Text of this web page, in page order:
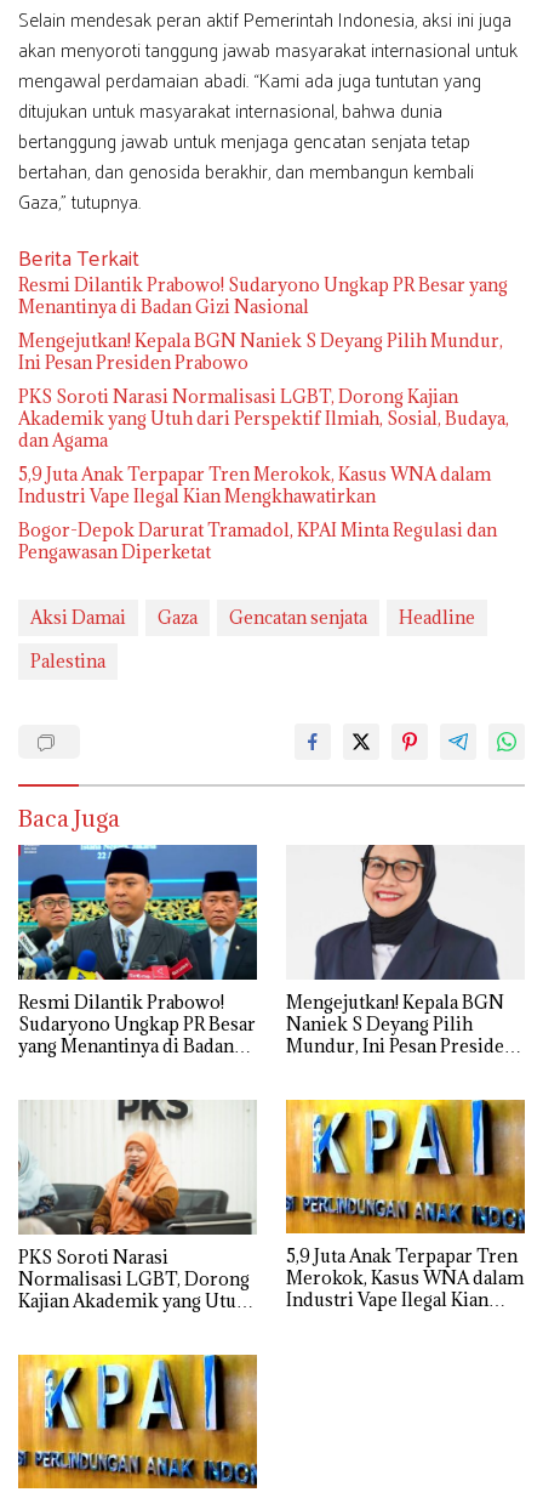
Selain mendesak peran aktif Pemerintah Indonesia, aksi ini juga
akan menyoroti tanggung jawab masyarakat internasional untuk
mengawal perdamaian abadi. “Kami ada juga tuntutan yang
ditujukan untuk masyarakat internasional, bahwa dunia
bertanggung jawab untuk menjaga gencatan senjata tetap
bertahan, dan genosida berakhir, dan membangun kembali
Gaza,” tutupnya.
Berita Terkait
Resmi Dilantik Prabowo! Sudaryono Ungkap PR Besar yang
Menantinya di Badan Gizi Nasional
Mengejutkan! Kepala BGN Naniek S Deyang Pilih Mundur,
Ini Pesan Presiden Prabowo
PKS Soroti Narasi Normalisasi LGBT, Dorong Kajian
Akademik yang Utuh dari Perspektif Ilmiah, Sosial, Budaya,
dan Agama
5,9 Juta Anak Terpapar Tren Merokok, Kasus WNA dalam
Industri Vape Ilegal Kian Mengkhawatirkan
Bogor-Depok Darurat Tramadol, KPAI Minta Regulasi dan
Pengawasan Diperketat
Aksi Damai Gaza Gencatan senjata
Headline
Palestina
Baca Juga
Resmi Dilantik Prabowo!
Sudaryono Ungkap PR Besar
yang Menantinya di Badan
Mengejutkan! Kepala BGN
Naniek S Deyang Pilih
Mundur, Ini Pesan Presiden
PKS Soroti Narasi
Normalisasi LGBT, Dorong
Kajian Akademik yang Utuh
5,9 Juta Anak Terpapar Tren
Merokok, Kasus WNA dalam
Industri Vape Ilegal Kian